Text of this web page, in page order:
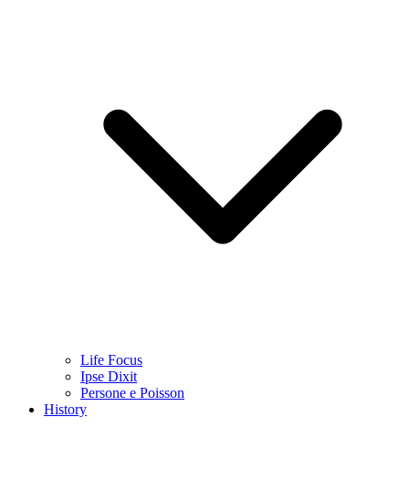
Life Focus
Ipse Dixit
Persone e Poisson
History